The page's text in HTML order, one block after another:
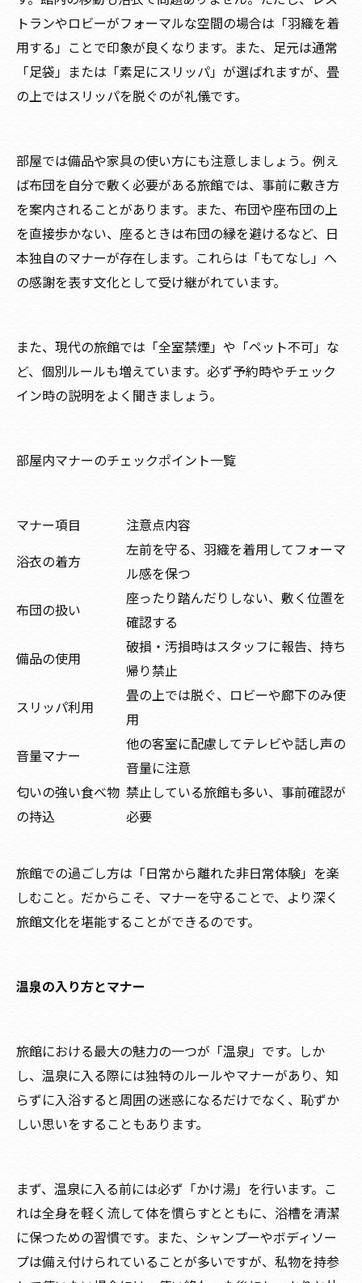
トランやロビーがフォーマルな空間の場合は「羽織を着
用する」ことで印象が良くなります。また、足元は通常
「足袋」または「素足にスリッパ」が選ばれますが、畳
の上ではスリッパを脱ぐのが礼儀です。
部屋では備品や家具の使い方にも注意しましょう。例え
ば布団を自分で敷く必要がある旅館では、事前に敷き方
を案内されることがあります。また、布団や座布団の上
を直接歩かない、座るときは布団の縁を避けるなど、日
本独自のマナーが存在します。これらは「もてなし」へ
の感謝を表す文化として受け継がれています。
また、現代の旅館では「全室禁煙」や「ペット不可」な
ど、個別ルールも増えています。必ず予約時やチェック
イン時の説明をよく聞きましょう。
部屋内マナーのチェックポイント一覧
マナー項目
注意点内容
浴衣の着方
左前を守る、羽織を着用してフォーマ
ル感を保つ
布団の扱い
座ったり踏んだりしない、敷く位置を
確認する
備品の使用
破損・汚損時はスタッフに報告、持ち
帰り禁止
スリッパ利用
畳の上では脱ぐ、ロビーや廊下のみ使
用
音量マナー
他の客室に配慮してテレビや話し声の
音量に注意
匂いの強い食べ物
の持込
禁止している旅館も多い、事前確認が
必要
旅館での過ごし方は「日常から離れた非日常体験」を楽
しむこと。だからこそ、マナーを守ることで、より深く
旅館文化を堪能することができるのです。
温泉の入り方とマナー
旅館における最大の魅力の一つが「温泉」です。しか
し、温泉に入る際には独特のルールやマナーがあり、知
らずに入浴すると周囲の迷惑になるだけでなく、恥ずか
しい思いをすることもあります。
まず、温泉に入る前には必ず「かけ湯」を行います。こ
れは全身を軽く流して体を慣らすとともに、浴槽を清潔
に保つための習慣です。また、シャンプーやボディソー
プは備え付けられていることが多いですが、私物を持参